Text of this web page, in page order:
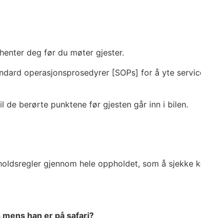
deg før du møter gjester.
operasjonsprosedyrer [SOPs] for å yte
de berørte punktene før gjesten går inn i bilen.
gjennom hele oppholdet, som å sjekke
han er på safari?